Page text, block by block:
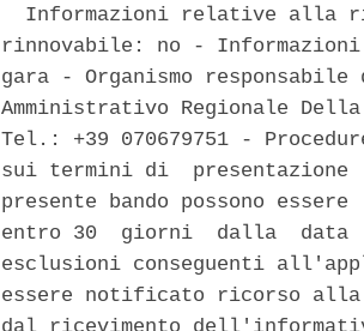
Informazioni relative alla
rinnovabile: no -
gara - Organismo
Amministrativo Regionale
Tel.: +39 070679751 -
sui termini di
presente bando possono
entro 30  giorni  dalla  data
esclusioni conseguenti
essere notificato ricorso